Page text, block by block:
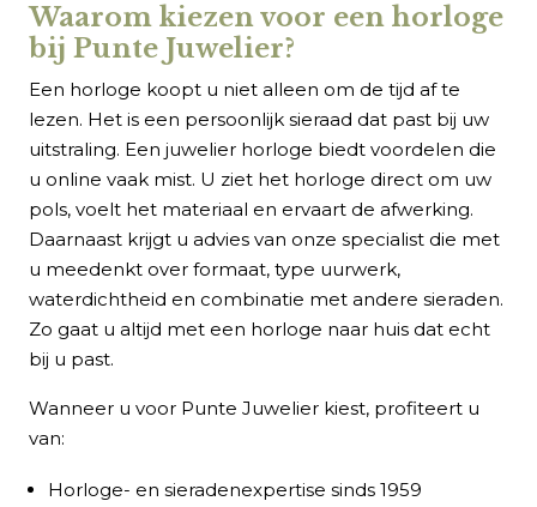
Waarom kiezen voor een horloge
bij Punte Juwelier?
Een horloge koopt u niet alleen om de tijd af te
lezen. Het is een persoonlijk sieraad dat past bij uw
uitstraling. Een juwelier horloge biedt voordelen die
u online vaak mist. U ziet het horloge direct om uw
pols, voelt het materiaal en ervaart de afwerking.
Daarnaast krijgt u advies van onze specialist die met
u meedenkt over formaat, type uurwerk,
waterdichtheid en combinatie met andere sieraden.
Zo gaat u altijd met een horloge naar huis dat echt
bij u past.
Wanneer u voor Punte Juwelier kiest, profiteert u
van:
Horloge- en sieradenexpertise sinds 1959